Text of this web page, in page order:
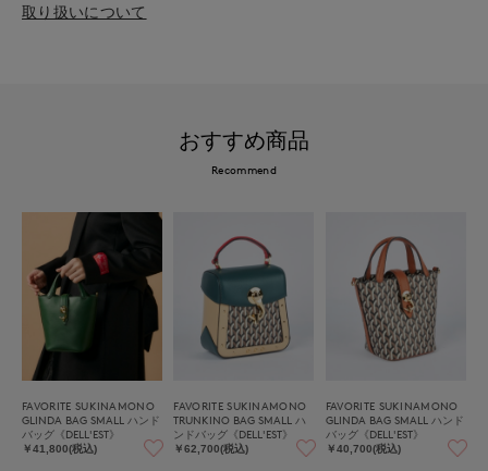
取り扱いについて
おすすめ商品
Recommend
FAVORITE SUKINAMONO
GLINDA BAG SMALL ハンド
バッグ《DELL'EST》
￥41,800(税込)
FAVORITE SUKINAMONO
TRUNKINO BAG SMALL ハ
ンドバッグ《DELL'EST》
￥62,700(税込)
FAVORITE SUKINAMONO
GLINDA BAG SMALL ハンド
バッグ《DELL'EST》
￥40,700(税込)